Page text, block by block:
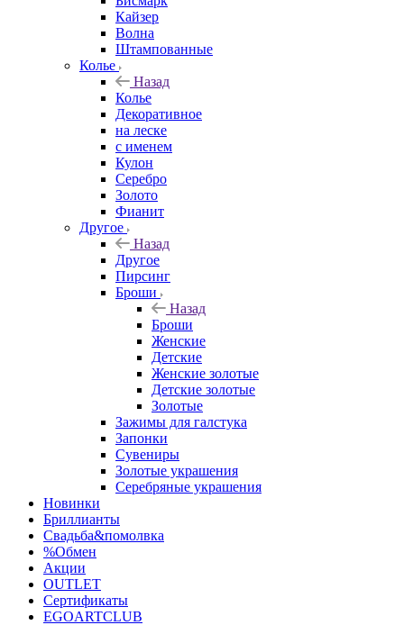
Кайзер
Волна
Штампованные
Колье
Назад
Колье
Декоративное
на леске
с именем
Кулон
Серебро
Золото
Фианит
Другое
Назад
Другое
Пирсинг
Броши
Назад
Броши
Женские
Детские
Женские золотые
Детские золотые
Золотые
Зажимы для галстука
Запонки
Сувениры
Золотые украшения
Серебряные украшения
Новинки
Бриллианты
Свадьба&помолвка
%Обмен
Акции
OUTLET
Сертификаты
EGOARTCLUB